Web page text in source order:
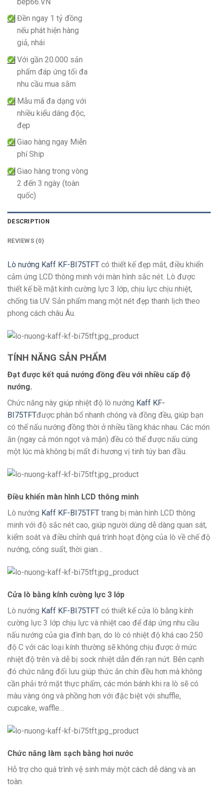
Đền ngay 1 tỷ đồng
nếu phát hiện hàng
giả, nhái
Với gần 20.000 sản
phẩm đáp ứng tối đa
nhu cầu mua sắm
Mẫu mã đa dạng với
nhiều kiểu dáng độc,
đẹp
Giao hàng ngay Miễn
phí Ship
Giao hàng trong vòng
2 đến 3 ngày (toàn
quốc)
DESCRIPTION
REVIEWS (0)
Lò nướng Kaff KF-BI75TFT có thiết kế đẹp mắt, điều khiển
cảm ứng LCD thông minh với màn hình sắc nét. Lò được
thiết kế bề mặt kính cường lực 3 lớp, chịu lực chịu nhiệt,
chống tia UV. Sản phẩm mang một nét đẹp thanh lịch theo
phong cách châu Âu.
TÍNH NĂNG SẢN PHẨM
Đạt được kết quả nướng đồng đều với nhiều cấp độ
nướng.
Chức năng này giúp nhiệt độ lò nướng Kaff KF-
BI75TFTđược phân bổ nhanh chóng và đồng đều, giúp bạn
có thể nấu nướng đồng thời ở nhiều tầng khác nhau. Các món
ăn (ngay cả món ngọt và mặn) đều có thể được nấu cùng
một lúc mà không bị mất đi hương vị tinh túy ban đầu.
Điều khiển màn hình LCD thông minh
Lò nướng Kaff KF-BI75TFT trang bị màn hình LCD thông
minh với độ sắc nét cao, giúp người dùng dễ dàng quan sát,
kiểm soát và điều chỉnh quá trình hoạt động của lò về chế độ
nướng, công suất, thời gian…
Cửa lò bằng kính cường lực 3 lớp
Lò nướng Kaff KF-BI75TFT có thiết kế cửa lò bằng kính
cường lực 3 lớp chịu lực và nhiệt cao để đáp ứng nhu cầu
nấu nướng của gia đình bạn, do lò có nhiệt độ khá cao 250
độ C với các loại kính thường sẽ không chịu được ở mức
nhiệt độ trên và dễ bị sock nhiệt dẫn đến rạn nứt. Bên cạnh
đó chức năng đối lưu giúp thức ăn chín đều hơn mà không
cần phải trở mặt thực phẩm, các món bánh khi ra lò sẽ có
màu vàng óng và phồng hơn với đặc biệt với shuffle,
cupcake, waffle…
Chức năng làm sạch bằng hơi nước
Hỗ trợ cho quá trình vệ sinh máy một cách dễ dàng và an
toàn.